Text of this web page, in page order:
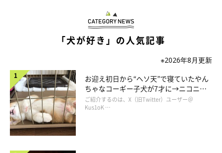
「犬が好き」の人気記事
※2026年8月更新
お迎え初日から“ヘソ天”で寝ていたやん
ちゃなコーギー子犬が7才に→ニコニ
コ“コーギースマイル”が魅力のコに成
長！
ご紹介するのは、X（旧Twitter）ユーザー＠
Kus1oK …